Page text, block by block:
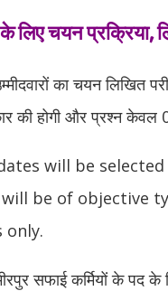
लिए चयन प्रक्रिया,
का चयन लिखित
की होगी और प्रश्न
will be
be of objective
only.
सफाई कर्मियों के पद के